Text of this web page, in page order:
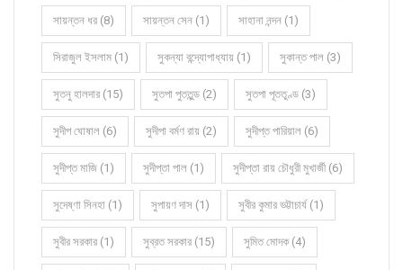
সায়ন্তন ধর (8) সায়ন্তন সেন (1) সাহানা নন্দন (1)
সিরাজুল ইসলাম (1) সুকন্যা বন্দ্যোপাধ্যায় (1) সুকান্ত পাল (3)
সুতনু হালদার (15) সুতপা পুততুন্ড (2) সুতপা পূততুণ্ড (3)
সুদীপ ঘোষাল (6) সুদীপা বর্মণ রায় (2) সুদীপ্ত পারিয়াল (6)
সুদীপ্ত মাজি (1) সুদীপ্তা পাল (1) সুদীপ্তা রায় চৌধুরী মুখার্জী (6)
সুদেষ্ণা সিনহা (1) সুপায়ণ দাস (1) সুবীর কুমার ভট্টাচার্য (1)
সুবীর সরকার (1) সুব্রত সরকার (15) সুমিত মোদক (4)